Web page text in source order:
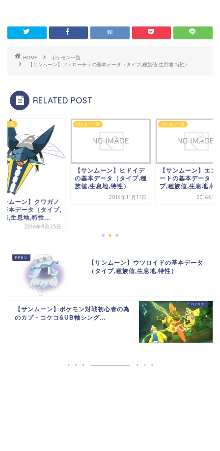
HOME
ポケモン一覧
【サンムーン】フェローチェの基本データ（タイプ,種族値,生息地,特性）
RELATED POST
ン一覧
ンムーン】クワガノ
基本データ（タイプ,
値,生息地,特性...
2016年9月25日
ポケモン一覧
【サンムーン】ヒドイデ
の基本データ（タイプ,種
族値,生息地,特性）
2016年11月11日
ポケモン一覧
【サンムーン】エン
ートの基本データ（
プ,種族値,生息地,特
2016年11
【サンムーン】ウツロイドの基本データ
（タイプ,種族値,生息地,特性）
【サンムーン】ポケモン対戦初心者の為
のカプ・コケコ&UB軸シング...